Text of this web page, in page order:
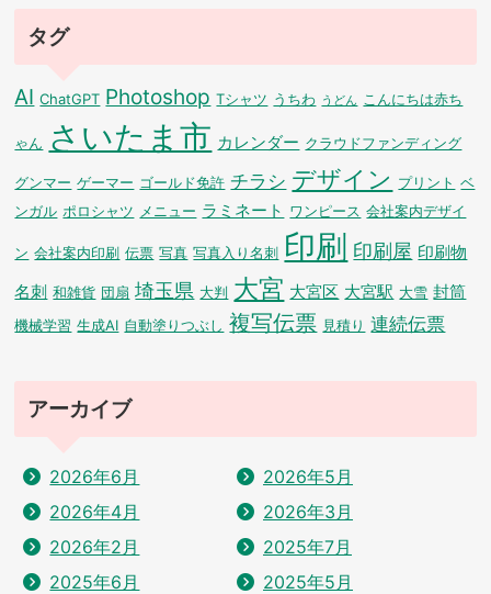
タグ
AI ChatGPT Photoshop Tシャツ うちわ うどん こんにちは赤ち
ゃん さいたま市 カレンダー クラウドファンディング
グンマー ゲーマー ゴールド免許 チラシ デザイン プリント ベ
ンガル ポロシャツ メニュー ラミネート ワンピース 会社案内デザイ
ン 会社案内印刷 伝票 写真 写真入り名刺 印刷 印刷屋 印刷物
名刺 和雑貨 団扇 埼玉県 大判 大宮 大宮区 大宮駅 大雪 封筒
機械学習 生成AI 自動塗りつぶし 複写伝票 見積り 連続伝票
アーカイブ
2026年6月
2026年5月
2026年4月
2026年3月
2026年2月
2025年7月
2025年6月
2025年5月